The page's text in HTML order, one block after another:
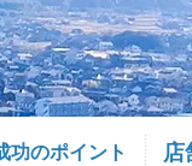
功のポイント 店